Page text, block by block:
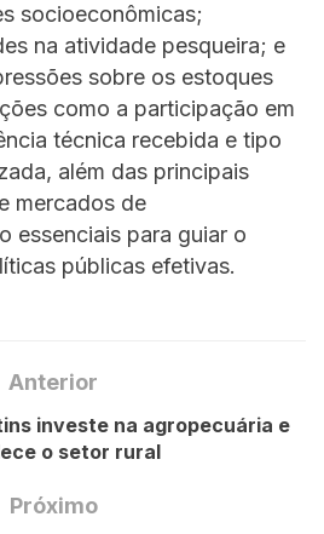
socioeconômicas;
na atividade pesqueira; e
sobre os estoques
como a participação em
técnica recebida e tipo
além das principais
mercados de
essenciais para guiar o
públicas efetivas.
Anterior
investe na agropecuária e
o setor rural
Próximo